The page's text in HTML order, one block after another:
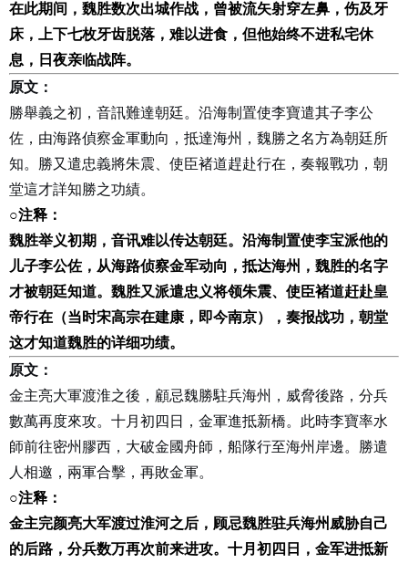
在此期间，魏胜数次出城作战，曾被流矢射穿左鼻，伤及牙
床，上下七枚牙齿脱落，难以进食，但他始终不进私宅休
息，日夜亲临战阵。
原文：
勝舉義之初，音訊難達朝廷。沿海制置使李寶遣其子李公
佐，由海路偵察金軍動向，抵達海州，魏勝之名方為朝廷所
知。勝又遣忠義將朱震、使臣褚道趕赴行在，奏報戰功，朝
堂這才詳知勝之功績。
○注释：
魏胜举义初期，音讯难以传达朝廷。沿海制置使李宝派他的
儿子李公佐，从海路侦察金军动向，抵达海州，魏胜的名字
才被朝廷知道。魏胜又派遣忠义将领朱震、使臣褚道赶赴皇
帝行在（当时宋高宗在建康，即今南京），奏报战功，朝堂
这才知道魏胜的详细功绩。
原文：
金主亮大軍渡淮之後，顧忌魏勝駐兵海州，威脅後路，分兵
數萬再度來攻。十月初四日，金軍進抵新橋。此時李寶率水
師前往密州膠西，大破金國舟師，船隊行至海州岸邊。勝遣
人相邀，兩軍合擊，再敗金軍。
○注释：
金主完颜亮大军渡过淮河之后，顾忌魏胜驻兵海州威胁自己
的后路，分兵数万再次前来进攻。十月初四日，金军进抵新